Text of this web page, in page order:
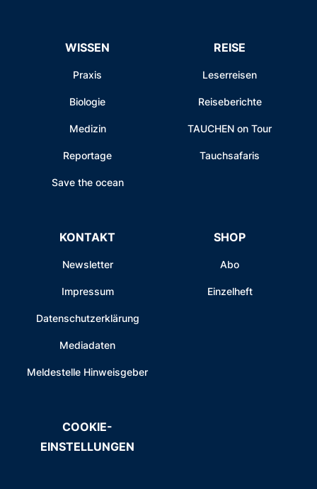
WISSEN
Praxis
Biologie
Medizin
Reportage
Save the ocean
REISE
Leserreisen
Reiseberichte
TAUCHEN on Tour
Tauchsafaris
KONTAKT
Newsletter
Impressum
Datenschutzerklärung
Mediadaten
Meldestelle Hinweisgeber
SHOP
Abo
Einzelheft
COOKIE-
EINSTELLUNGEN